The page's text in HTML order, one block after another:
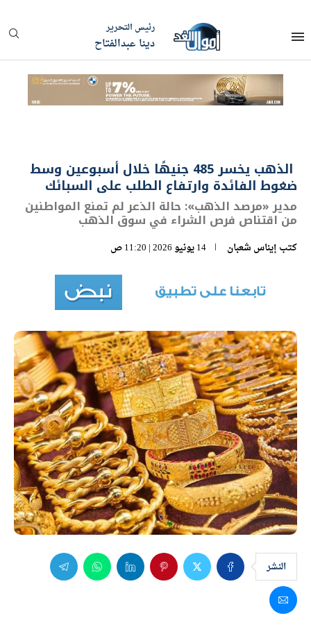
رئيس التحرير
دينا عبدالفتاح
الذهب يخسر 485 جنيهًا خلال أسبوعين وسط
ضغوط الفائدة وارتفاع الطلب على السبائك
مدير «مرصد الذهب»: حالة الذعر لم تمنع المواطنين
من اقتناص فرص الشراء في سوق الذهب
كتب إيناس شعبان 14 يونيو 2026 | 11:20 ص
النشر